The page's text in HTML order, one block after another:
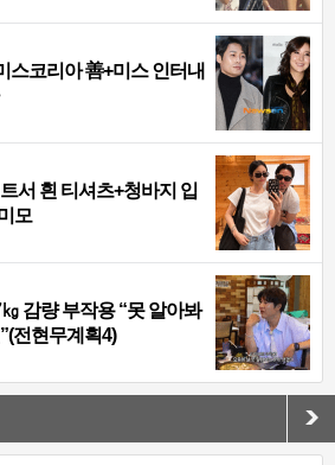
스코리아 善+미스 인터내
서 흰 티셔츠+청바지 입
모
감량 부작용 “못 알아봐
전현무계획4)